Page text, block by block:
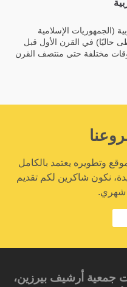
(الجمهوريات الإسلامية
حاليًا) في القرن الأول قبل
مختلفة حتى منتصف القرن
وتطويره يعتمد بالكامل
نكون شاكرين لكم تقديم
شهري.
جمعية أرشيف بيرزين،